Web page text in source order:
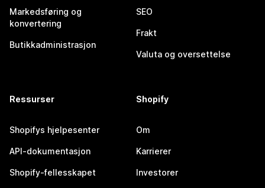
Markedsføring og
konvertering
Butikkadministrasjon
SEO
Frakt
Valuta og oversettelse
Ressurser
Shopifys hjelpesenter
API-dokumentasjon
Shopify-fellesskapet
Shopify
Om
Karrierer
Investorer